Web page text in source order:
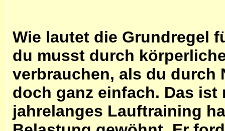
Wie lautet die Grundregel
du musst durch
verbrauchen, als du durch
doch ganz einfach. Das
jahrelanges Lauftraining